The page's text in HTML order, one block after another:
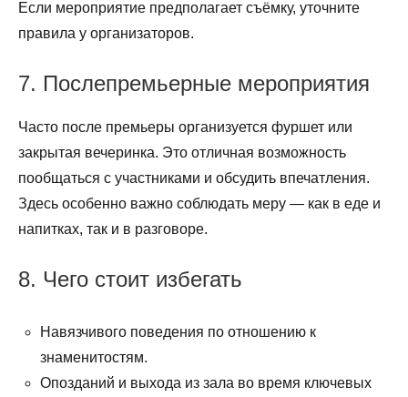
Если мероприятие предполагает съёмку, уточните
правила у организаторов.
7. Послепремьерные мероприятия
Часто после премьеры организуется фуршет или
закрытая вечеринка. Это отличная возможность
пообщаться с участниками и обсудить впечатления.
Здесь особенно важно соблюдать меру — как в еде и
напитках, так и в разговоре.
8. Чего стоит избегать
Навязчивого поведения по отношению к
знаменитостям.
Опозданий и выхода из зала во время ключевых